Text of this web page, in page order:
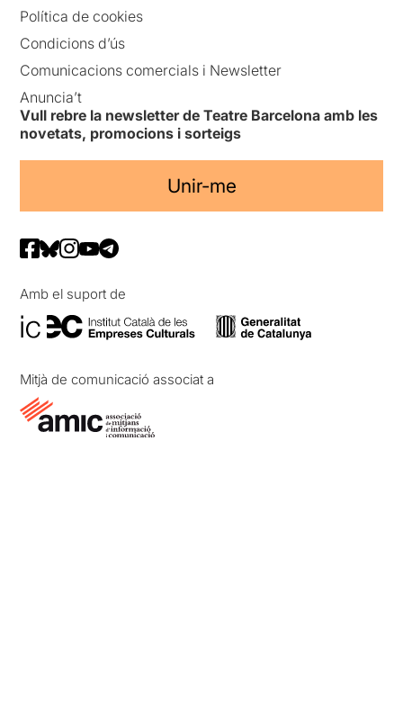
Política de cookies
Condicions d’ús
Comunicacions comercials i Newsletter
Anuncia’t
Vull rebre la newsletter de Teatre Barcelona amb les
novetats, promocions i sorteigs
Unir-me
Amb el suport de
Mitjà de comunicació associat a